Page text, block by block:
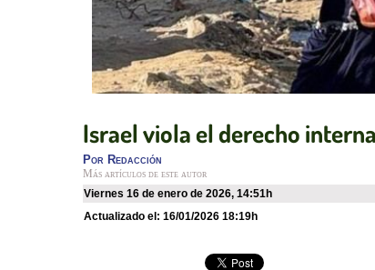
Israel viola el derecho
Por Redacción
Más artículos de este autor
viernes 16 de enero de 2026, 14:51h
Actualizado el: 16/01/2026 18:19h